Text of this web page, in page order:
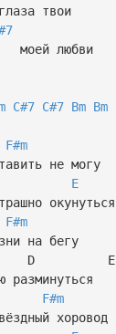
твои
любви
C#7 C#7 Bm Bm
F#m
не могу
E
окунуться
F#m
на бегу
E
F#m
хоровод